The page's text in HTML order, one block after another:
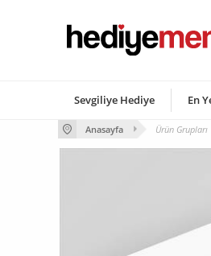
Sevgiliye Hediye En
Anasayfa Ürün Grupları